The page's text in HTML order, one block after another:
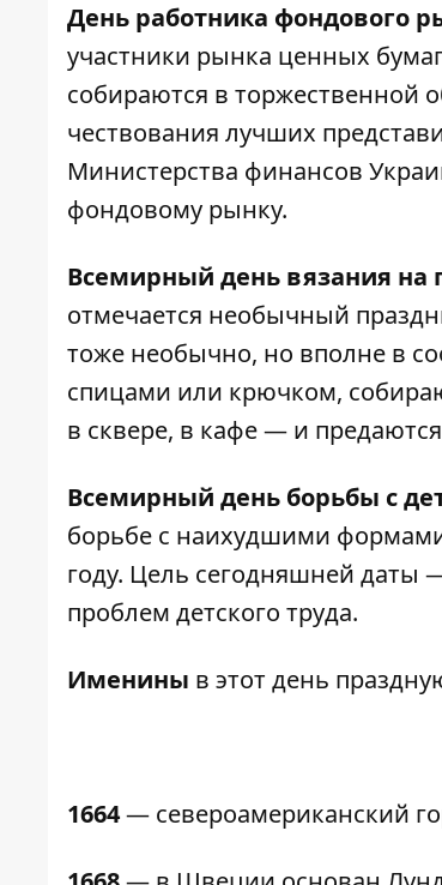
День работника фондового
участники рынка ценных
собираются в торжественной
чествования лучших
Министерства финансов
фондовому рынку.
Всемирный день вязания на
отмечается необычный
тоже необычно, но вполне в
спицами или крючком,
в сквере, в кафе — и
Всемирный день борьбы с
борьбе с наихудшими
году. Цель сегодняшней
проблем детского труда.
Именины в этот день
1664— североамериканский